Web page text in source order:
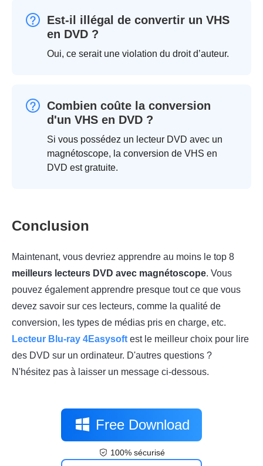
Est-il illégal de convertir un VHS
en DVD ?
Oui, ce serait une violation du droit d’auteur.
Combien coûte la conversion
d'un VHS en DVD ?
Si vous possédez un lecteur DVD avec un
magnétoscope, la conversion de VHS en
DVD est gratuite.
Conclusion
Maintenant, vous devriez apprendre au moins le top 8
meilleurs lecteurs DVD avec magnétoscope. Vous
pouvez également apprendre presque tout ce que vous
devez savoir sur ces lecteurs, comme la qualité de
conversion, les types de médias pris en charge, etc.
Lecteur Blu-ray 4Easysoft est le meilleur choix pour lire
des DVD sur un ordinateur. D'autres questions ?
N'hésitez pas à laisser un message ci-dessous.
Free Download
100% sécurisé